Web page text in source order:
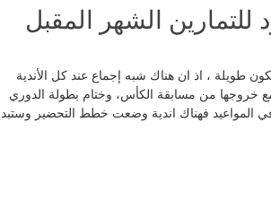
للتمارين الشهر المقبل
تكون طويلة ، اذ ان هناك شبه إجماع عند كل الأندية
مع خروجها من مسابقة الكأس، وختام بطولة الدوري
في المواعيد فهناك اندية وضعت خطط التحضير وستبدأ